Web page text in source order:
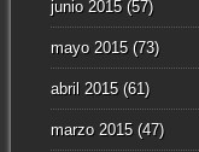
junio 2015(57)
mayo 2015(73)
abril 2015(61)
marzo 2015(47)